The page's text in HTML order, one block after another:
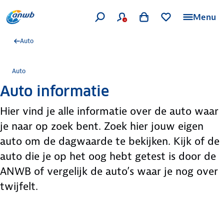
Menu
Auto
Auto
Auto informatie
Hier vind je alle informatie over de auto waar
je naar op zoek bent. Zoek hier jouw eigen
auto om de dagwaarde te bekijken. Kijk of de
auto die je op het oog hebt getest is door de
ANWB of vergelijk de auto’s waar je nog over
twijfelt.